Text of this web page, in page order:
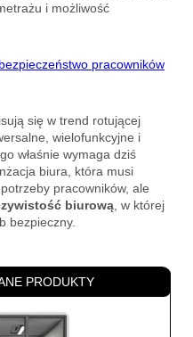
i możliwość
pracowników
się w trend rotującej
wielofunkcyjne i
właśnie wymaga dziś
biura, która musi
pracowników, ale
biurową , w której
bezpieczny.
PRODUKTY